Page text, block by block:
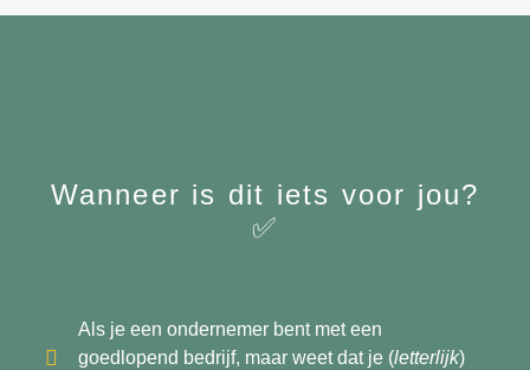
Wanneer is dit iets voor jou?
✅
Als je een ondernemer bent met een
goedlopend bedrijf, maar weet dat je (letterlijk)